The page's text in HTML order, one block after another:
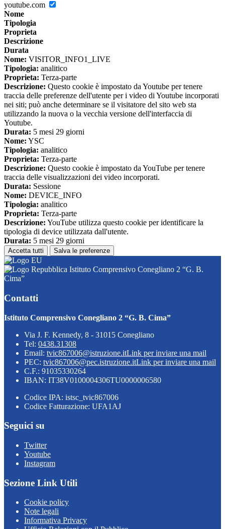
youtube.com
Nome
Tipologia
Proprieta
Descrizione
Durata
Nome: VISITOR_INFO1_LIVE
Tipologia: analitico
Proprieta: Terza-parte
Descrizione: Questo cookie è impostato da Youtube per tenere
traccia delle preferenze dell'utente per i video di Youtube incorporati
nei siti; può anche determinare se il visitatore del sito web sta
utilizzando la nuova o la vecchia versione dell'interfaccia di
Youtube.
Durata: 5 mesi 29 giorni
Nome: YSC
Tipologia: analitico
Proprieta: Terza-parte
Descrizione: Questo cookie è impostato da YouTube per tenere
traccia delle visualizzazioni dei video incorporati.
Durata: Sessione
Nome: DEVICE_INFO
Tipologia: analitico
Proprieta: Terza-parte
Descrizione: YouTube utilizza questo cookie per identificare la
tipologia di device utilizzata dall'utente.
Durata: 5 mesi 29 giorni
Accetta tutti Salva le preferenze
Istituto Comprensivo Conegliano 2 “G. B.
Cima”
Contatti
Istituto Comprensivo Conegliano 2 “G. B. Cima”
Via J. F. Kennedy, 8 - 31015 Conegliano
Tel: 0438.31308
Email: tvic867006@istruzione.itLink per inviare una mail
PEC: tvic867006@pec.istruzione.itLink per inviare una mail
C.F.: 91035330264
IBAN: IT38V0100004306TU0000006580
Codice IPA: istsc_tvic867006
Codice Fatturazione: UFA1AJ
Seguici su
Twitter
Youtube
Instagram
Sezione Link Utili
Cookie policy
Note legali
Informativa Privacy